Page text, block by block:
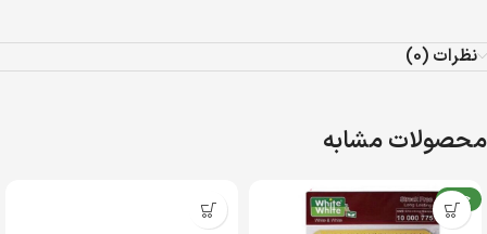
نظرات (0)
محصولات مشابه
جدید